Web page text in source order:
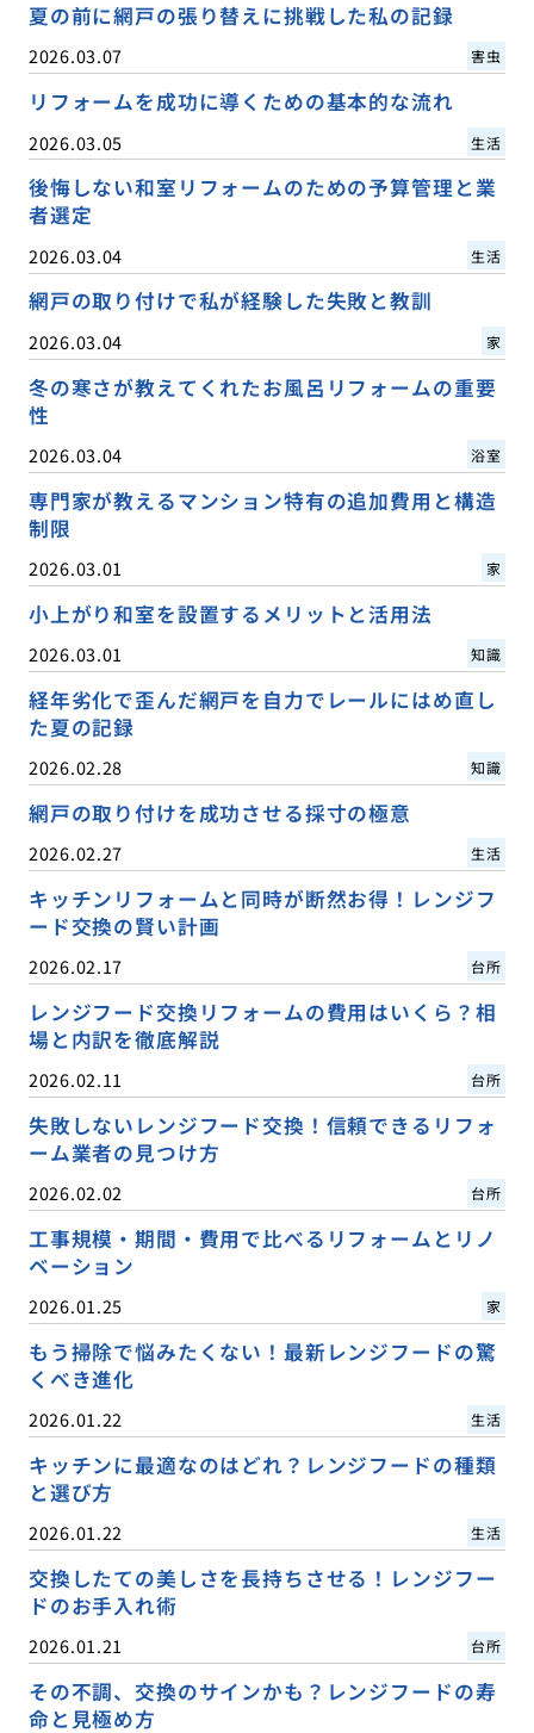
夏の前に網戸の張り替えに挑戦した私の記録
2026.03.07 害虫
リフォームを成功に導くための基本的な流れ
2026.03.05 生活
後悔しない和室リフォームのための予算管理と業
者選定
2026.03.04 生活
網戸の取り付けで私が経験した失敗と教訓
2026.03.04 家
冬の寒さが教えてくれたお風呂リフォームの重要
性
2026.03.04 浴室
専門家が教えるマンション特有の追加費用と構造
制限
2026.03.01 家
小上がり和室を設置するメリットと活用法
2026.03.01 知識
経年劣化で歪んだ網戸を自力でレールにはめ直し
た夏の記録
2026.02.28 知識
網戸の取り付けを成功させる採寸の極意
2026.02.27 生活
キッチンリフォームと同時が断然お得！レンジフ
ード交換の賢い計画
2026.02.17 台所
レンジフード交換リフォームの費用はいくら？相
場と内訳を徹底解説
2026.02.11 台所
失敗しないレンジフード交換！信頼できるリフォ
ーム業者の見つけ方
2026.02.02 台所
工事規模・期間・費用で比べるリフォームとリノ
ベーション
2026.01.25 家
もう掃除で悩みたくない！最新レンジフードの驚
くべき進化
2026.01.22 生活
キッチンに最適なのはどれ？レンジフードの種類
と選び方
2026.01.22 生活
交換したての美しさを長持ちさせる！レンジフー
ドのお手入れ術
2026.01.21 台所
その不調、交換のサインかも？レンジフードの寿
命と見極め方